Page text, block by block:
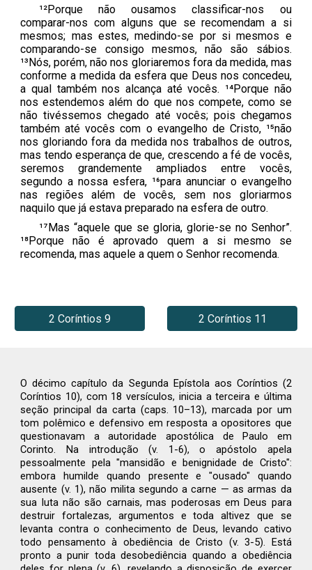
¹²Porque não ousamos classificar-nos ou
comparar-nos com alguns que se recomendam a si
mesmos; mas estes, medindo-se por si mesmos e
comparando-se consigo mesmos, não são sábios.
¹³Nós, porém, não nos gloriaremos fora da medida, mas
conforme a medida da esfera que Deus nos concedeu,
a qual também nos alcança até vocês. ¹⁴Porque não
nos estendemos além do que nos compete, como se
não tivéssemos chegado até vocês; pois chegamos
também até vocês com o evangelho de Cristo, ¹⁵não
nos gloriando fora da medida nos trabalhos de outros,
mas tendo esperança de que, crescendo a fé de vocês,
seremos grandemente ampliados entre vocês,
segundo a nossa esfera, ¹⁶para anunciar o evangelho
nas regiões além de vocês, sem nos gloriarmos
naquilo que já estava preparado na esfera de outro.
¹⁷Mas “aquele que se gloria, glorie-se no Senhor”.
¹⁸Porque não é aprovado quem a si mesmo se
recomenda, mas aquele a quem o Senhor recomenda.
2 Coríntios 9 2 Coríntios 11
O décimo capítulo da Segunda Epístola aos Coríntios (2
Coríntios 10), com 18 versículos, inicia a terceira e última
seção principal da carta (caps. 10–13), marcada por um
tom polêmico e defensivo em resposta a opositores que
questionavam a autoridade apostólica de Paulo em
Corinto. Na introdução (v. 1-6), o apóstolo apela
pessoalmente pela "mansidão e benignidade de Cristo":
embora humilde quando presente e "ousado" quando
ausente (v. 1), não milita segundo a carne — as armas da
sua luta não são carnais, mas poderosas em Deus para
destruir fortalezas, argumentos e toda altivez que se
levanta contra o conhecimento de Deus, levando cativo
todo pensamento à obediência de Cristo (v. 3-5). Está
pronto a punir toda desobediência quando a obediência